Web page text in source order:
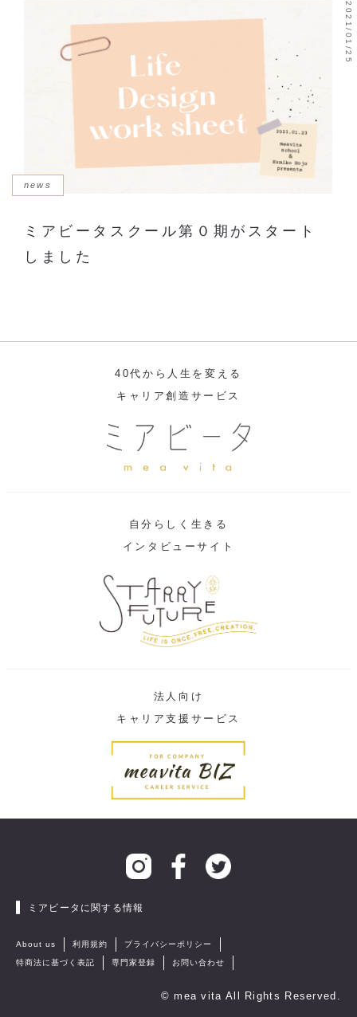
news
ミアビータスクール第０期がスタート
しました
2021/01/25
40代から人生を変える
キャリア創造サービス
自分らしく生きる
インタビューサイト
法人向け
キャリア支援サービス
ミアビータに関する情報
About us 利用規約 プライバシーポリシー
特商法に基づく表記 専門家登録 お問い合わせ
© mea vita All Rights Reserved.